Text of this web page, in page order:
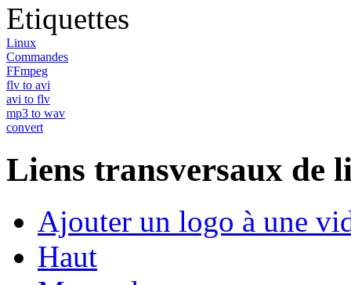
Etiquettes
Linux
Commandes
FFmpeg
flv to avi
avi to flv
mp3 to wav
convert
Liens transversaux de
Ajouter un logo à une
Haut